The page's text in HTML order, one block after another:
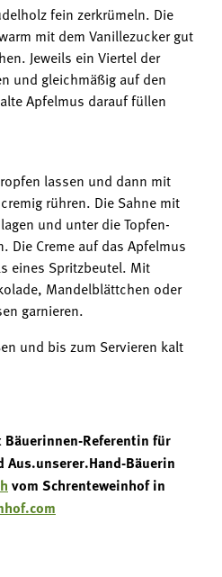
fein zerkrümeln. Die
mit dem Vanillezucker gut
Jeweils ein Viertel der
und gleichmäßig auf den
Apfelmus darauf füllen
lassen und dann mit
rühren. Die Sahne mit
und unter die Topfen-
Die Creme auf das Apfelmus
eines Spritzbeutel. Mit
Mandelblättchen oder
garnieren.
und bis zum Servieren kalt
Referentin für
Aus.unserer.Hand-Bäuerin
vom Schrenteweinhof in